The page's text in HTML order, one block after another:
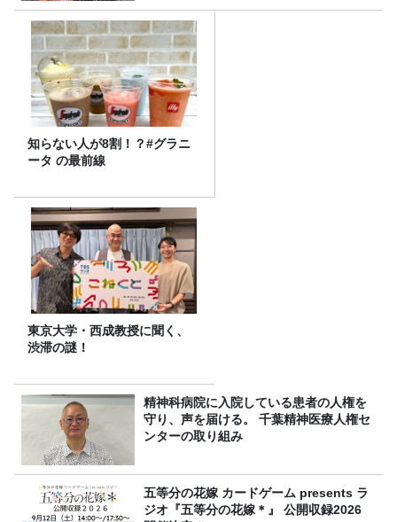
知らない人が8割！？#グラニ
ータ の最前線
東京大学・西成教授に聞く、
渋滞の謎！
精神科病院に入院している患者の人権を
守り、声を届ける。 千葉精神医療人権セ
ンターの取り組み
五等分の花嫁 カードゲーム presents ラ
ジオ『五等分の花嫁＊』 公開収録2026